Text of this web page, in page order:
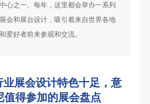
心之一。每年，这里都会举办一系列
会和展台设计，吸引着来自世界各地
爱好者前来参观和交流。
业展会设计特色十足，意
值得参加的展会盘点